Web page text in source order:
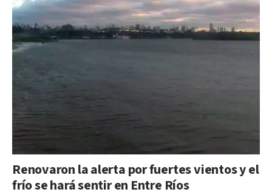
Renovaron la alerta por fuertes vientos y el
frío se hará sentir en Entre Ríos